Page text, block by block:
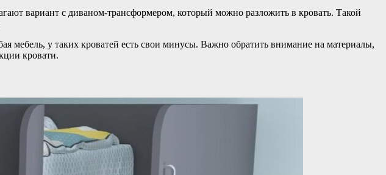
вариант с диваном-трансформером, который можно разложить в кровать. Такой
мебель, у таких кроватей есть свои минусы. Важно обратить внимание на материалы,
кровати.